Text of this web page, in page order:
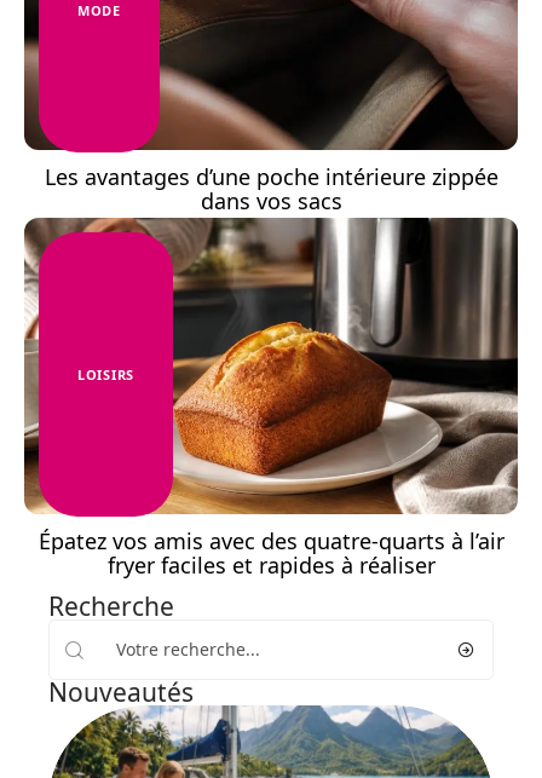
MODE
Les avantages d’une poche intérieure zippée
dans vos sacs
LOISIRS
Épatez vos amis avec des quatre-quarts à l’air
fryer faciles et rapides à réaliser
Recherche
Nouveautés